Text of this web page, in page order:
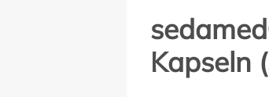
Kapseln